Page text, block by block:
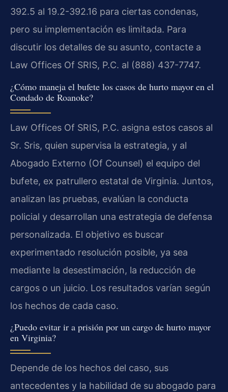
392.5 al 19.2-392.16 para ciertas condenas,
pero su implementación es limitada. Para
discutir los detalles de su asunto, contacte a
Law Offices Of SRIS, P.C. al (888) 437-7747.
¿Cómo maneja el bufete los casos de hurto mayor en el
Condado de Roanoke?
Law Offices Of SRIS, P.C. asigna estos casos al
Sr. Sris, quien supervisa la estrategia, y al
Abogado Externo (Of Counsel) el equipo del
bufete, ex patrullero estatal de Virginia. Juntos,
analizan las pruebas, evalúan la conducta
policial y desarrollan una estrategia de defensa
personalizada. El objetivo es buscar
experimentado resolución posible, ya sea
mediante la desestimación, la reducción de
cargos o un juicio. Los resultados varían según
los hechos de cada caso.
¿Puedo evitar ir a prisión por un cargo de hurto mayor
en Virginia?
Depende de los hechos del caso, sus
antecedentes y la habilidad de su abogado para